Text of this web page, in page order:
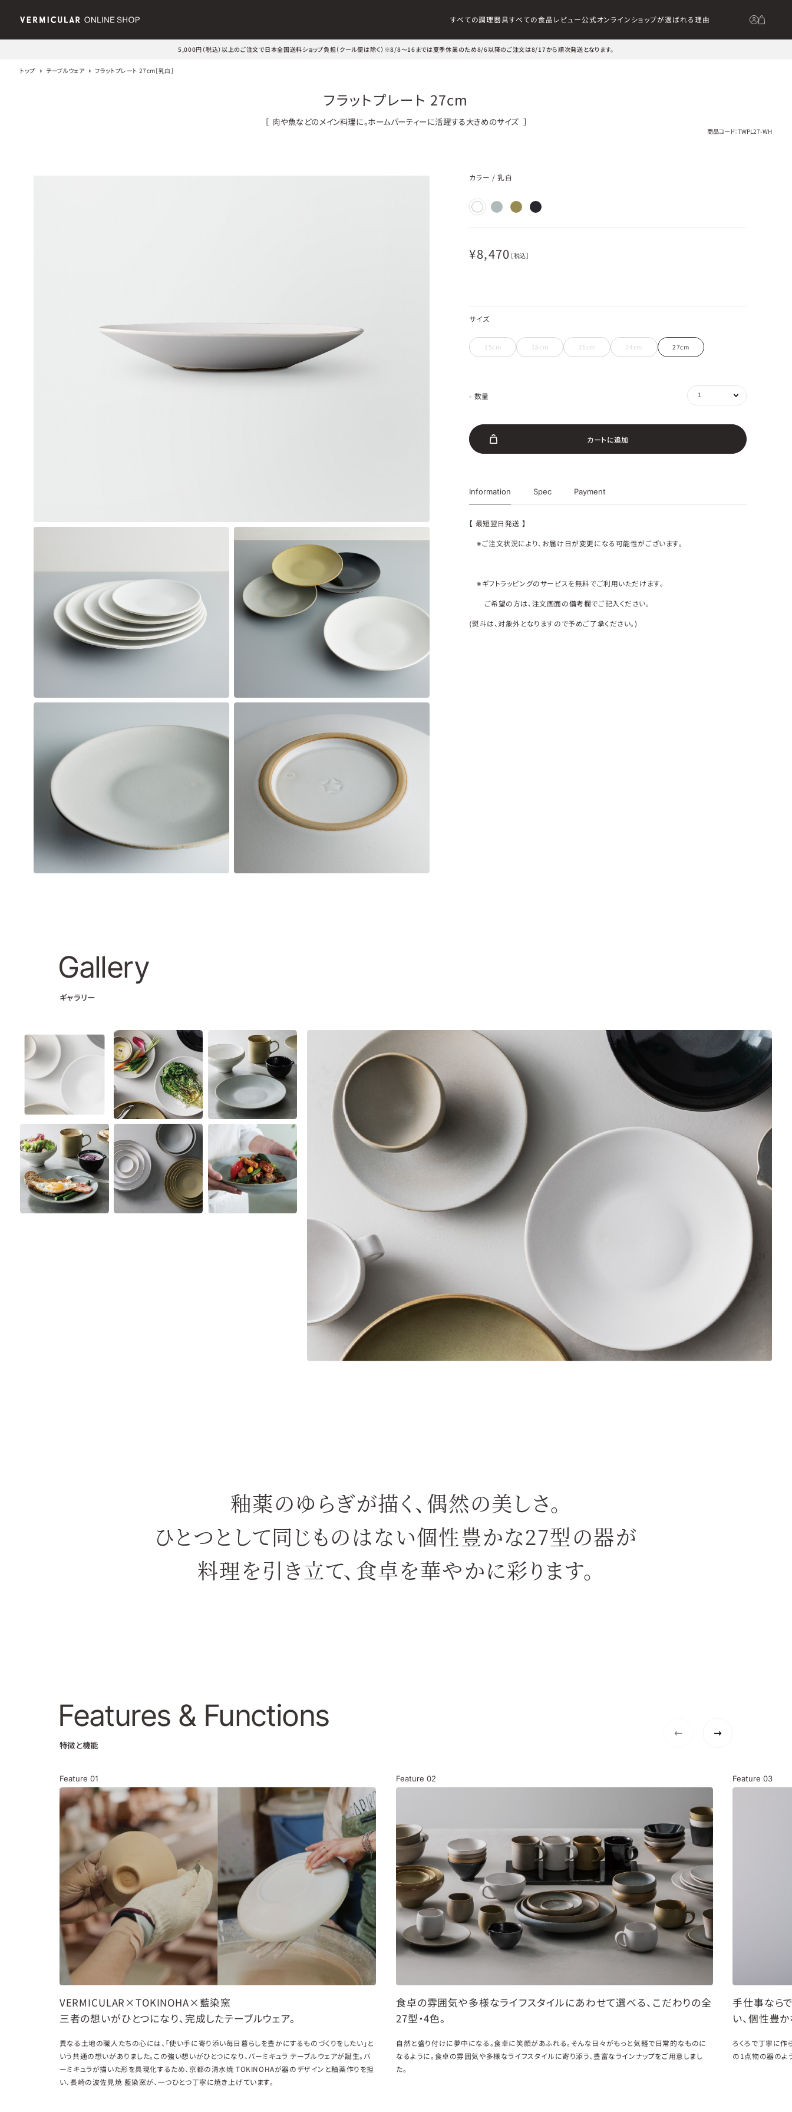
すべての調理器具すべての食品レビュー公式オンラインショップが選ばれる理由
5,000円（税込）以上のご注文で日本全国送料ショップ負担（クール便は除く） ※8/8～16までは夏季休業のため8/6以降のご注文は8/17から順次発送となります。
トップ テーブルウェア フラットプレート 27cm［乳白］
フラットプレート 27cm
［ 肉や魚などのメイン料理に。ホームパーティーに活躍する大きめのサイズ ］
商品コード：TWPL27-WH
カラー / 乳白
¥8,470 ［税込］
サイズ
15cm 18cm 21cm 24cm 27cm
- 数量
カートに追加
Information Spec Payment
【 最短翌日発送 】
※ご注文状況により、お届け日が変更になる可能性がございます。
※ギフトラッピングのサービスを無料でご利用いただけます。
ご希望の方は、注文画面の備考欄でご記入ください。
(熨斗は、対象外となりますので予めご了承ください。)
Gallery
ギャラリー
釉薬のゆらぎが描く、偶然の美しさ。
ひとつとして同じものはない個性豊かな27型の器が
料理を引き立て、 食卓を華やかに彩ります。
Features & Functions
特徴と機能
Feature 01
VERMICULAR×TOKINOHA×藍染窯
三者の想いがひとつになり、完成したテーブルウェア。
異なる土地の職人たちの心には、「使い手に寄り添い毎日暮らしを豊かにするものづくりをしたい」と
いう共通の想いがありました。この強い想いがひとつになり、バーミキュラ テーブルウェアが誕生。バ
ーミキュラが描いた形を具現化するため、京都の清水焼 TOKINOHAが器のデザインと釉薬作りを担
い、長崎の波佐見焼 藍染窯が、一つひとつ丁寧に焼き上げています。
Feature 02
食卓の雰囲気や多様なライフスタイルにあわせて選べる、こだわりの全
27型・4色。
自然と盛り付けに夢中になる。食卓に笑顔があふれる。そんな日々がもっと気軽で日常的なものに
なるように。食卓の雰囲気や多様なライフスタイルに寄り添う、豊富なラインナップをご用意しまし
た。
Feature03
手仕事なら
い、個性豊
ろくろで丁寧に作
の1点物の器のよ